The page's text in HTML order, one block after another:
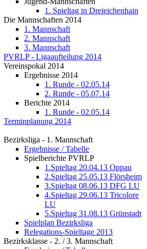
1. Spieltag in Dreieichenhain
Die Mannschaften 2014
1. Mannschaft
2. Mannschaft
3. Mannschaft
PVRLP - Ligaaufteilung 2014
Vereinspokal 2014
Ergebnisse 2014
1. Runde - 02.05.14
2. Runde - 05.07.14
Berichte 2014
1. Runde - 02.05.14
Terminplanung 2014
Bezirksliga - 1. Mannschaft
Ergebnisse / Tabelle
Spielberichte PVRLP
1.Spieltag 20.04.13 Oppau
2.Spieltag 25.05.13 Flörsheim
3.Spieltag 08.06.13 DFG LU
4.Spieltag 29.06.13 Tricolore
LU
5.Spieltag 31.08.13 Grünstadt
Spielplan Bezirksliga
Relegations-Spieltage 2013
Bezirksklasse - 2. / 3. Mannschaft